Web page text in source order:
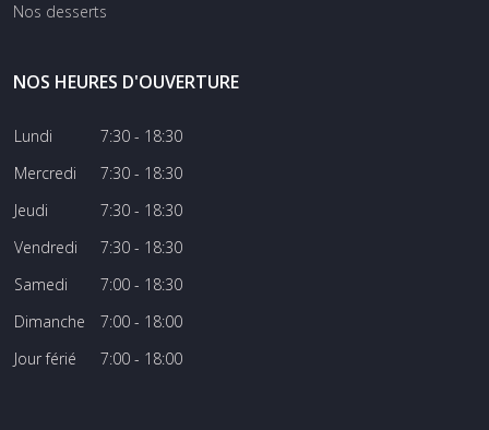
Nos desserts
NOS HEURES D'OUVERTURE
Lundi
Mercredi
Jeudi
Vendredi
Samedi
Dimanche
Jour férié
7:30 - 18:30
7:30 - 18:30
7:30 - 18:30
7:30 - 18:30
7:00 - 18:30
7:00 - 18:00
7:00 - 18:00